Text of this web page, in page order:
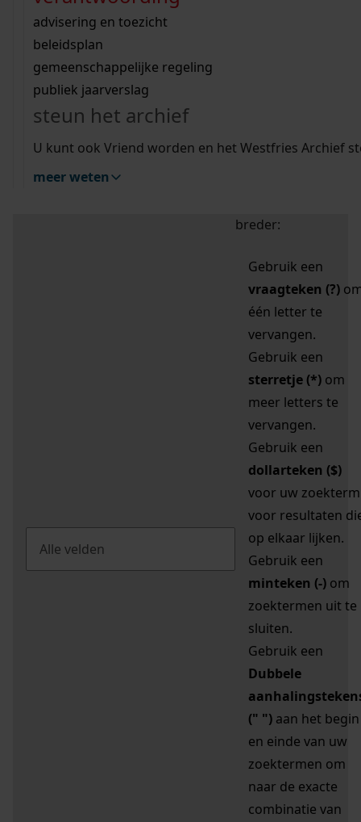
bouwvergunningen
omgevingsvergunningen
vergunningen
beeld en geluid
uitleg nodig?
Wij helpen u op weg met een aantal zoektips.
bekijk alle zoektips
Wij helpen u op weg met een aantal zoektips.
bekijk alle zoektips
bekijk ons geschiedenislokaal
advisering en toezicht
beleidsplan
gemeenschappelijke regeling
publiek jaarverslag
steun het archief
U kunt ook Vriend worden en het Westfries Archief
meer weten
zoektips
Mijn Studiezaal (inloggen)
uw zoekopdracht te
breder:
Gebruik een
vraagteken (?)
één letter te
vervangen.
Gebruik een
sterretje (*) om
meer letters te
vervangen.
Gebruik een
dollarteken ($)
voor uw zoekterm
voor resultaten
op elkaar lijken.
Gebruik een
minteken (-) om
zoektermen uit te
sluiten.
Gebruik een
Dubbele
(" ") aan het begin
en einde van uw
zoektermen om
naar de exacte
combinatie van